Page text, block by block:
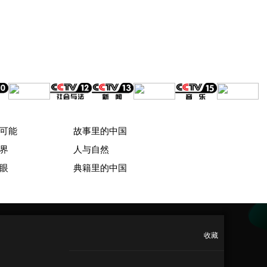
能
故事里的中国
人与自然
典籍里的中国
收藏